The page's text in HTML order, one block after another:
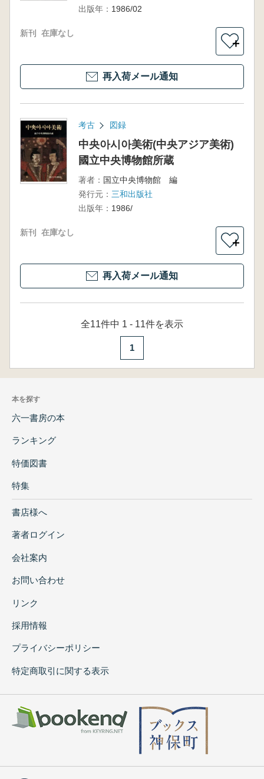
出版年： 1986/02
新刊 在庫なし
＋
再入荷メール通知
考古 図録
中央아시아美術(中央アジア美術)
國立中央博物館所蔵
著者： 国立中央博物館 編
発行元： 三和出版社
出版年： 1986/
新刊 在庫なし
＋
再入荷メール通知
全11件中 1 - 11件を表示
1
本を探す
六一書房の本
ランキング
特価図書
特集
書店様へ
著者ログイン
会社案内
お問い合わせ
リンク
採用情報
プライバシーポリシー
特定商取引に関する表示